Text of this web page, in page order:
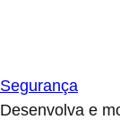
Segurança
Desenvolva e